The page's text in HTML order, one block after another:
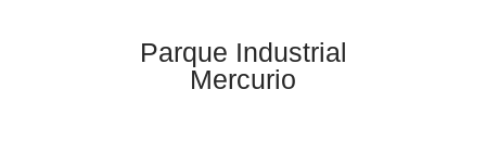
Parque Industrial
Mercurio